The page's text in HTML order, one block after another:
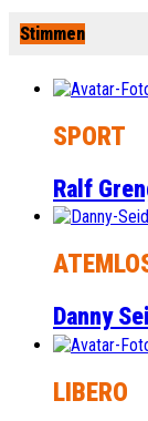
Stimmen
SPORT
Ralf
Danny
LIBERO